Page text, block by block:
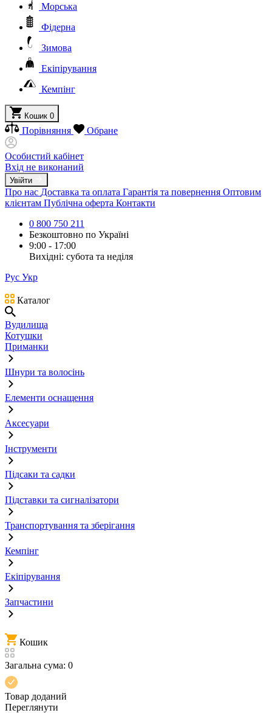
Морська
Фідерна
Зимова
Екіпірування
Кемпінг
Кошик 0
Порівняння Обране
Особистий кабінет
Вхід не виконаний
Увійти
Про нас Доставка та оплата Гарантія та повернення Оптовим
клієнтам Публічна оферта Контакти
0 800 750 211
Безкоштовно по Україні
9:00 - 17:00
Вихідні: субота та неділя
Рус Укр
Каталог
Вудилища
Котушки
Приманки
Шнури та волосінь
Елементи оснащення
Аксесуари
Інструменти
Підсаки та садки
Підставки та сигналізатори
Транспортування та зберігання
Кемпінг
Екіпірування
Запчастини
Кошик
Загальна сума: 0
Товар доданий
Переглянути